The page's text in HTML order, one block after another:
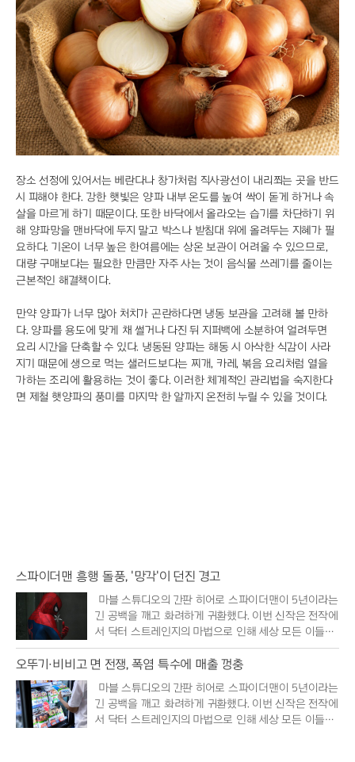
장소 선정에 있어서는 베란다나 창가처럼 직사광선이 내리쬐는 곳을 반드
시 피해야 한다. 강한 햇빛은 양파 내부 온도를 높여 싹이 돋게 하거나 속
살을 마르게 하기 때문이다. 또한 바닥에서 올라오는 습기를 차단하기 위
해 양파망을 맨바닥에 두지 말고 박스나 받침대 위에 올려두는 지혜가 필
요하다. 기온이 너무 높은 한여름에는 상온 보관이 어려울 수 있으므로,
대량 구매보다는 필요한 만큼만 자주 사는 것이 음식물 쓰레기를 줄이는
근본적인 해결책이다.
만약 양파가 너무 많아 처치가 곤란하다면 냉동 보관을 고려해 볼 만하
다. 양파를 용도에 맞게 채 썰거나 다진 뒤 지퍼백에 소분하여 얼려두면
요리 시간을 단축할 수 있다. 냉동된 양파는 해동 시 아삭한 식감이 사라
지기 때문에 생으로 먹는 샐러드보다는 찌개, 카레, 볶음 요리처럼 열을
가하는 조리에 활용하는 것이 좋다. 이러한 체계적인 관리법을 숙지한다
면 제철 햇양파의 풍미를 마지막 한 알까지 온전히 누릴 수 있을 것이다.
스파이더맨 흥행 돌풍, '망각'이 던진 경고
마블 스튜디오의 간판 히어로 스파이더맨이 5년이라는
긴 공백을 깨고 화려하게 귀환했다. 이번 신작은 전작에
서 닥터 스트레인지의 마법으로 인해 세상 모든 이들의
기억 속에..
오뚜기·비비고 면 전쟁, 폭염 특수에 매출 껑충
마블 스튜디오의 간판 히어로 스파이더맨이 5년이라는
긴 공백을 깨고 화려하게 귀환했다. 이번 신작은 전작에
서 닥터 스트레인지의 마법으로 인해 세상 모든 이들의